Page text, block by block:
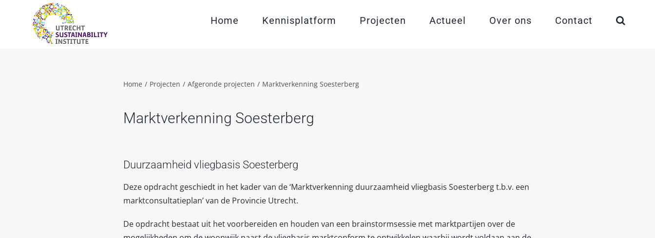
Home Kennisplatform Projecten Actueel Over ons Contact
Home / Projecten / Afgeronde projecten / Marktverkenning Soesterberg
Marktverkenning Soesterberg
Duurzaamheid vliegbasis Soesterberg
Deze opdracht geschiedt in het kader van de ‘Marktverkenning duurzaamheid vliegbasis Soesterberg t.b.v. een
marktconsultatieplan’ van de Provincie Utrecht.
De opdracht bestaat uit het voorbereiden en houden van een brainstormsessie met marktpartijen over de